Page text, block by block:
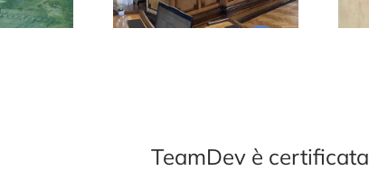
TeamDev è certificata